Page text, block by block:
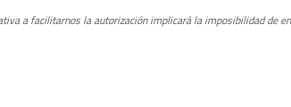
a facilitarnos la autorización implicará la imposibilidad de